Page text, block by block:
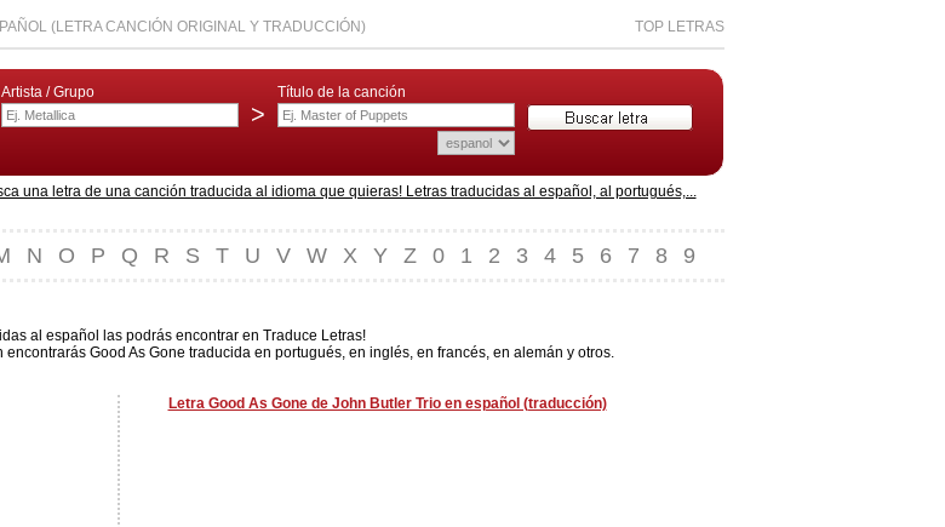
(LETRA CANCIÓN ORIGINAL Y TRADUCCIÓN) TOP LETRAS
Artista / Grupo
>
Título de la canción
una letra de una canción traducida al idioma que quieras! Letras traducidas al español, al portugués,...
N O P Q R S T U V W X Y Z 0 1 2 3 4 5 6 7 8 9
al español las podrás encontrar en Traduce Letras!
Good As Gone traducida en portugués, en inglés, en francés, en alemán y otros.
Letra Good As Gone de John Butler Trio en español (traducción)